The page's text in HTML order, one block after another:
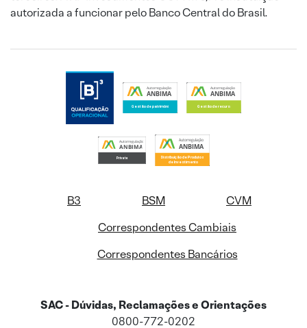
autorizada a funcionar pelo Banco Central do Brasil.
B3 BSM
CVM
Correspondentes Cambiais
Correspondentes Bancários
SAC - Dúvidas, Reclamações e Orientações
0800-772-0202